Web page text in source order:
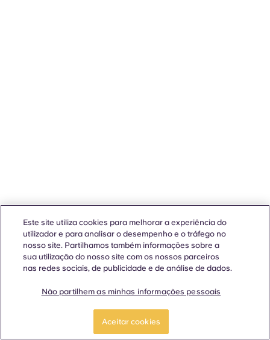
Este site utiliza cookies para melhorar a experiência do
utilizador e para analisar o desempenho e o tráfego no
nosso site. Partilhamos também informações sobre a
sua utilização do nosso site com os nossos parceiros
nas redes sociais, de publicidade e de análise de dados.
Não partilhem as minhas informações pessoais
Aceitar cookies